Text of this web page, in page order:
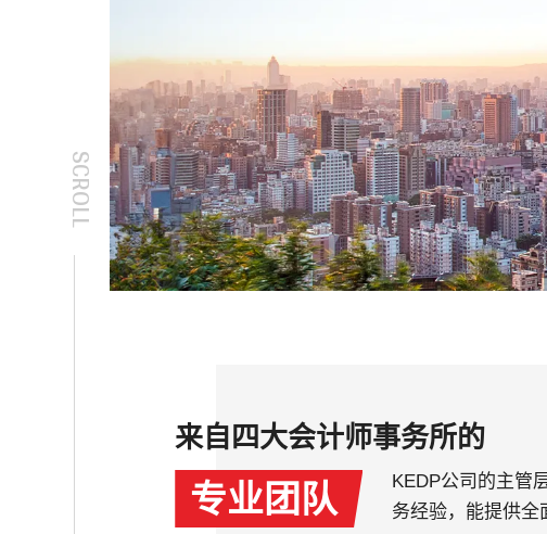
SCROLL
来自四大会计师事务所的
专业团队
KEDP公司的主管
务经验，能提供全